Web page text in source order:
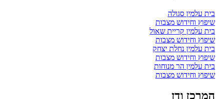
בית עלמין סגולה
שיפוץ וחידוש מצבות
בית עלמין קריית שאול
שיפוץ וחידוש מצבות
בית עלמין נחלת יצחק
שיפוץ וחידוש מצבות
בית עלמין הר מנוחות
שיפוץ וחידוש מצבות
המרכז ודן